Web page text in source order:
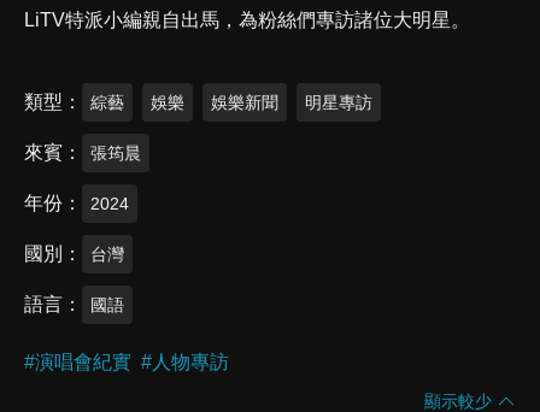
LiTV特派小編親自出馬，為粉絲們專訪諸位大明星。
類型 綜藝 娛樂 娛樂新聞 明星專訪
來賓 張筠晨
年份 2024
國別 台灣
語言 國語
#演唱會紀實 # 人物專訪
顯示較少